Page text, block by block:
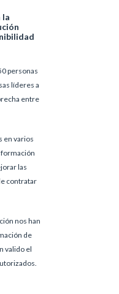
la
personas
líderes a
entre
en varios
las
contratar
nos han
de
valido el